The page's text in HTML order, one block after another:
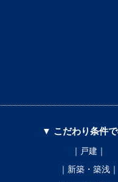
▼ こだわり条件
｜戸建｜
｜新築・築浅｜